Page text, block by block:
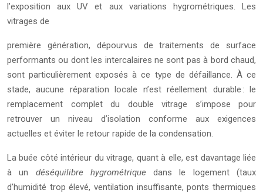
l’exposition aux UV et aux variations hygrométriques. Les
vitrages de
première génération, dépourvus de traitements de surface
performants ou dont les intercalaires ne sont pas à bord chaud,
sont particulièrement exposés à ce type de défaillance. À ce
stade, aucune réparation locale n’est réellement durable : le
remplacement complet du double vitrage s’impose pour
retrouver un niveau d’isolation conforme aux exigences
actuelles et éviter le retour rapide de la condensation.
La buée côté intérieur du vitrage, quant à elle, est davantage liée
à un déséquilibre hygrométrique dans le logement (taux
d’humidité trop élevé, ventilation insuffisante, ponts thermiques